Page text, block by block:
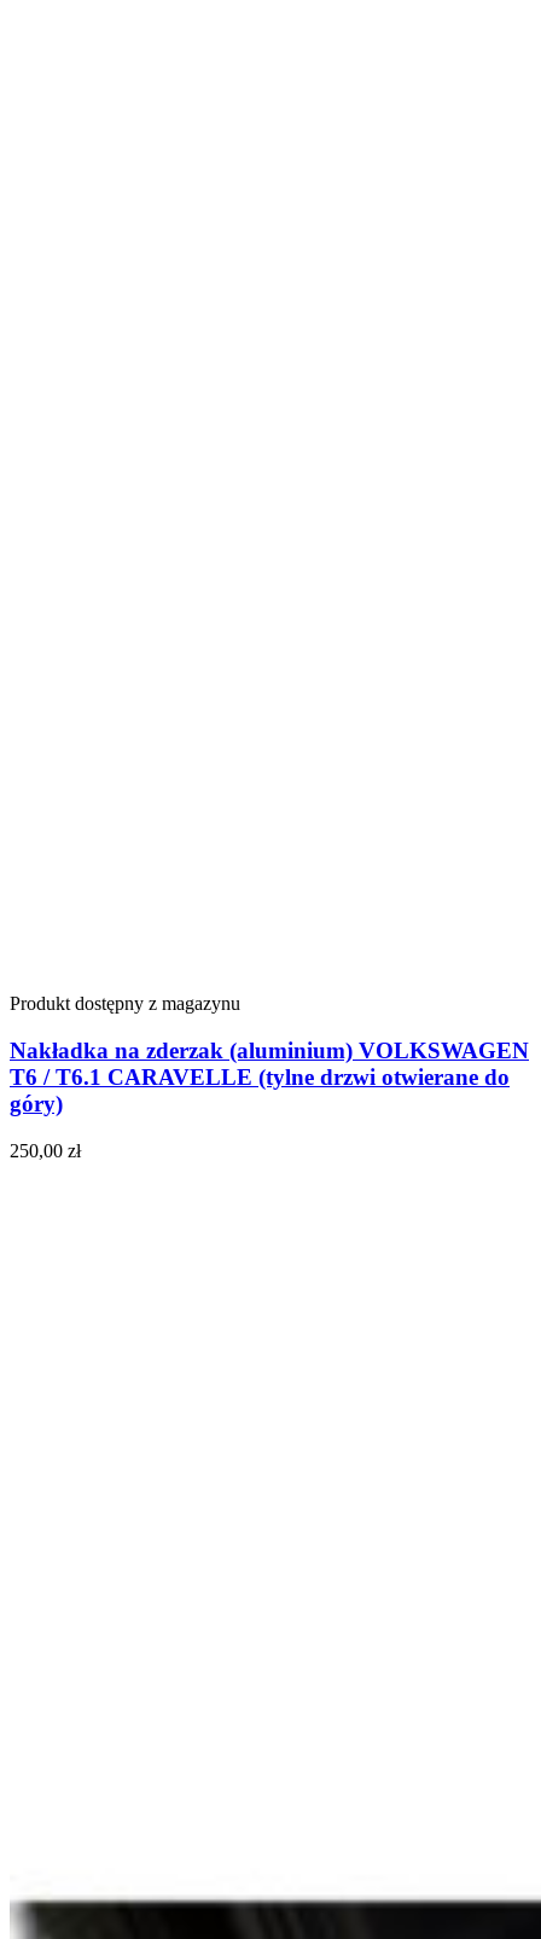
Produkt dostępny z magazynu
Nakładka na zderzak (aluminium) VOLKSWAGEN
T6 / T6.1 CARAVELLE (tylne drzwi otwierane do
góry)
250,00 zł